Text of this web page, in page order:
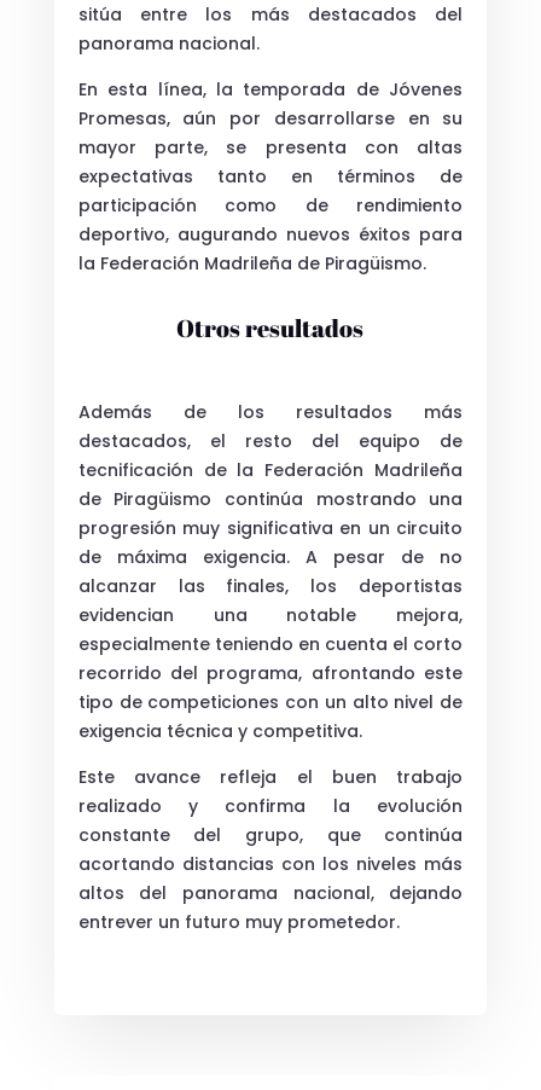
sitúa entre los más destacados del
panorama nacional.
En esta línea, la temporada de Jóvenes
Promesas, aún por desarrollarse en su
mayor parte, se presenta con altas
expectativas tanto en términos de
participación como de rendimiento
deportivo, augurando nuevos éxitos para
la Federación Madrileña de Piragüismo.
Otros resultados
Además de los resultados más
destacados, el resto del equipo de
tecnificación de la Federación Madrileña
de Piragüismo continúa mostrando una
progresión muy significativa en un circuito
de máxima exigencia. A pesar de no
alcanzar las finales, los deportistas
evidencian una notable mejora,
especialmente teniendo en cuenta el corto
recorrido del programa, afrontando este
tipo de competiciones con un alto nivel de
exigencia técnica y competitiva.
Este avance refleja el buen trabajo
realizado y confirma la evolución
constante del grupo, que continúa
acortando distancias con los niveles más
altos del panorama nacional, dejando
entrever un futuro muy prometedor.